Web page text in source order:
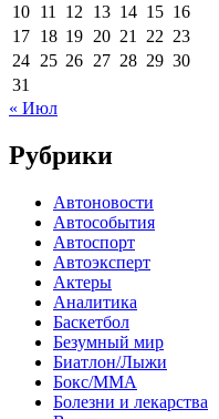
10 11 12 13 14 15 16
17 18 19 20 21 22 23
24 25 26 27 28 29 30
31
« Июл
Рубрики
Автоновости
Автособытия
Автоспорт
Автоэксперт
Актеры
Аналитика
Баскетбол
Безумный мир
Биатлон/Лыжи
Бокс/MMA
Болезни и лекарства